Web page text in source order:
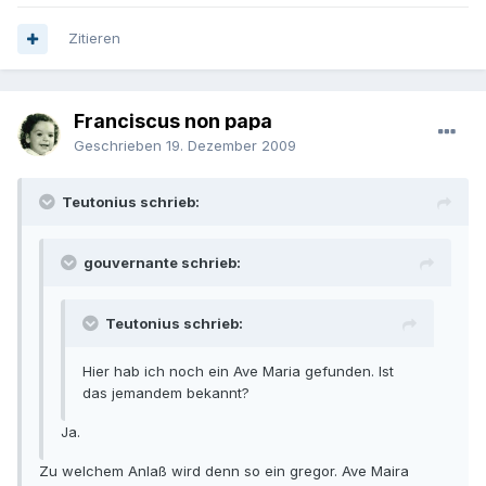
Zitieren
Franciscus non papa
Geschrieben 19. Dezember 2009
Teutonius schrieb:
gouvernante schrieb:
Teutonius schrieb:
Hier hab ich noch ein Ave Maria gefunden. Ist
das jemandem bekannt?
Ja.
Zu welchem Anlaß wird denn so ein gregor. Ave Maira